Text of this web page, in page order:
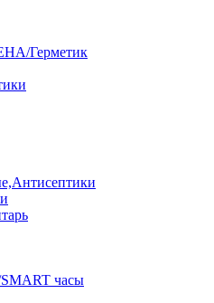
Герметик
часы